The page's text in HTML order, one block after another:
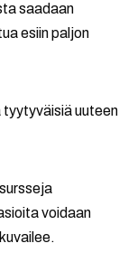
saadaan
esiin paljon
tyytyväisiä uuteen
voidaan